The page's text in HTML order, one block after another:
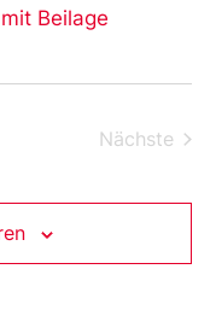
Beilage
Nächste